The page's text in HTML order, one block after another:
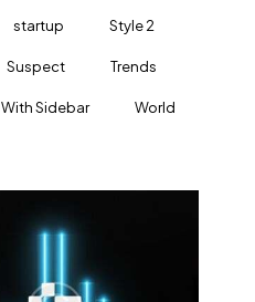
startup Style 2
Suspect Trends
With Sidebar World